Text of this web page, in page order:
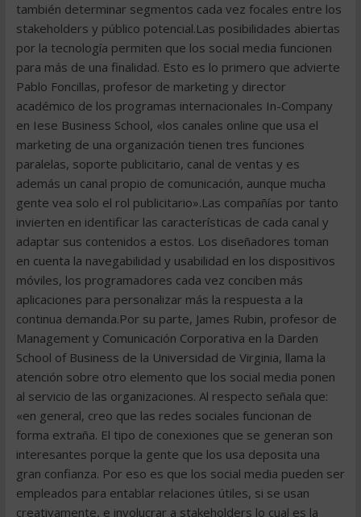
también determinar segmentos cada vez focales entre los
stakeholders y público potencial.Las posibilidades abiertas
por la tecnología permiten que los social media funcionen
para más de una finalidad. Esto es lo primero que advierte
Pablo Foncillas, profesor de marketing y director
académico de los programas internacionales In-Company
en Iese Business School, «los canales online que usa el
marketing de una organización tienen tres funciones
paralelas, soporte publicitario, canal de ventas y es
además un canal propio de comunicación, aunque mucha
gente vea solo el rol publicitario».Las compañías por tanto
invierten en identificar las características de cada canal y
adaptar sus contenidos a estos. Los diseñadores toman
en cuenta la navegabilidad y usabilidad en los dispositivos
móviles, los programadores cada vez conciben más
aplicaciones para personalizar más la respuesta a la
continua demanda.Por su parte, James Rubin, profesor de
Management y Comunicación Corporativa en la Darden
School of Business de la Universidad de Virginia, llama la
atención sobre otro elemento que los social media ponen
al servicio de las organizaciones. Al respecto señala que:
«en general, creo que las redes sociales funcionan de
forma extraña. El tipo de conexiones que se generan son
interesantes porque la gente que los usa deposita una
gran confianza. Por eso es que los social media pueden ser
empleados para entablar relaciones útiles, si se usan
creativamente, e involucrar a stakeholders lo cual es la